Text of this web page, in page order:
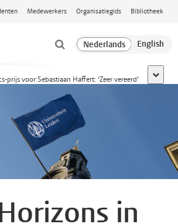
Medewerkers Organisatiegids Bibliotheek
prijs voor Sebastiaan Haffert: ‘Zeer vereerd’
toon
in